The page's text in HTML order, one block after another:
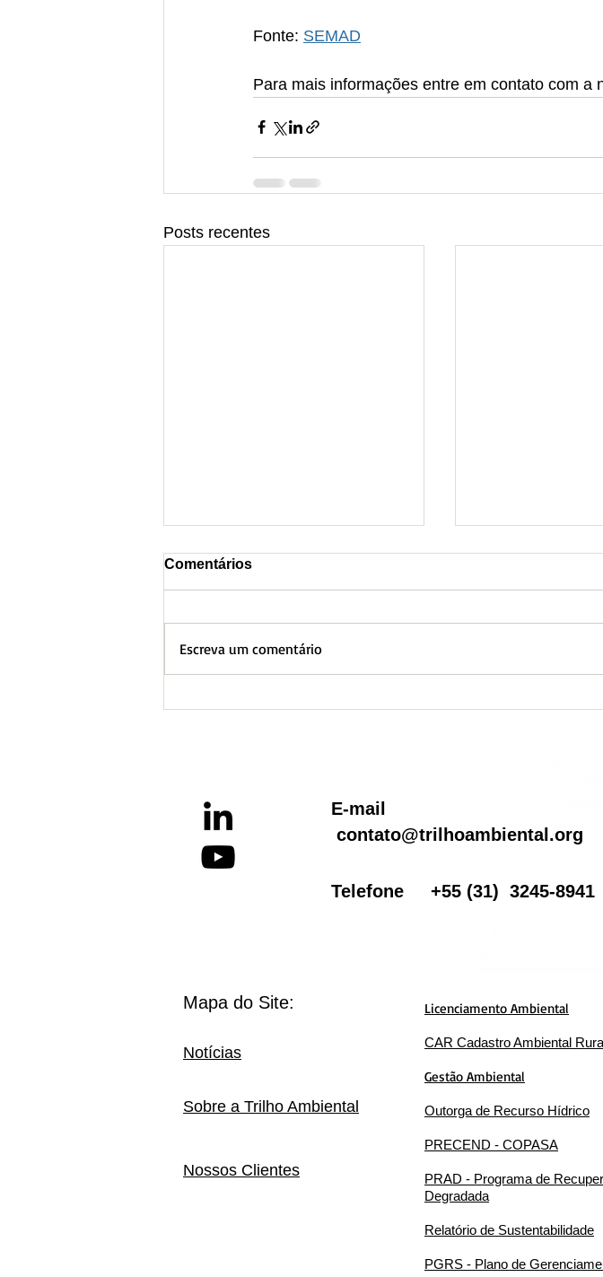
Fonte: SEMAD
Para mais informações entre em contato com a
Posts recentes
Comentários
Escreva um comentário
E-mail
contato@trilhoambiental.org
Telefone +55 (31) 3245-8941
Sobre a Trilho Ambiental
Notícias
Nossos Clientes
Mapa do Site: Licenciamento Ambiental
CAR Cadastro Ambiental
Gestão Ambiental
Outorga de Recurso Hídrico
PRECEND - COPASA
PRAD - Programa de
Degradada
Relatório de Sustentabilidade
PGRS - Plano de